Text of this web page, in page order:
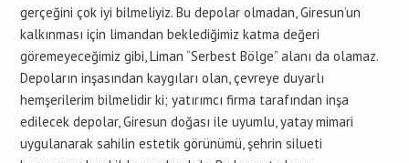
gerçeğini çok iyi bilmeliyiz. Bu depolar olmadan, Giresun’un
kalkınması için limandan beklediğimiz katma değeri
göremeyeceğimiz gibi, Liman “Serbest Bölge” alanı da olamaz.
Depoların inşasından kaygıları olan, çevreye duyarlı
hemşerilerim bilmelidir ki; yatırımcı firma tarafından inşa
edilecek depolar, Giresun doğası ile uyumlu, yatay mimari
uygulanarak sahilin estetik görünümü, şehrin silueti